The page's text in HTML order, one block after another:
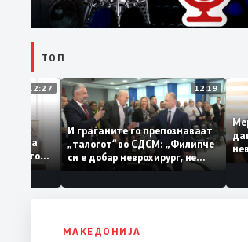
ТОП
12:27
За
треба
12:19
И граѓаните го препознаваат
„талогот“ во СДСМ: „Филипче
си е добар неврохирург, не
треба се занимава со
МАКЕДОНИЈА